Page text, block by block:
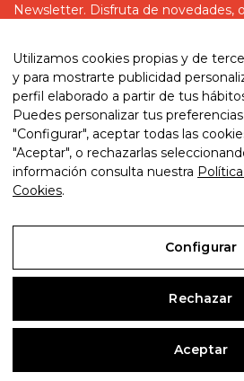
Newsletter. Disfruta de novedades,
He leído y acepto la política de
© 2026. My website. By
Utilizamos cookies propias y de
y para mostrarte publicidad
perfil elaborado a partir de tus
Puedes personalizar tus
"Configurar", aceptar todas las
"Aceptar", o rechazarlas
información consulta nuestra
Cookies.
Configurar
Rechazar
Aceptar
Aviso Legal
Política de Privacidad
Condiciones de